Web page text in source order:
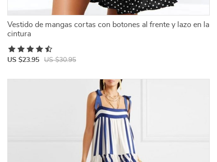
Vestido de mangas cortas con botones al frente y lazo en la
cintura
US $23.95 US $30.95